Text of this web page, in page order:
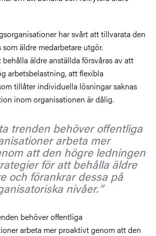
har svårt att tillvarata den
äldre medarbetare utgör.
äldre anställda försvåras av att
arbetsbelastning, att flexibla
tillåter individuella lösningar saknas
inom organisationen är dålig.
trenden behöver offentliga
arbeta mer
att den högre ledningen
för att behålla äldre
och förankrar dessa på
nivåer.
behöver offentliga
arbeta mer proaktivt genom att den